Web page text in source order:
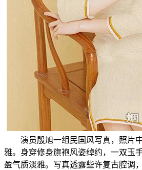
演员殷旭一组民国风写真，照片
雅。身穿修身旗袍风姿绰约，一双玉
盈气质淡雅。写真透露些许复古腔调